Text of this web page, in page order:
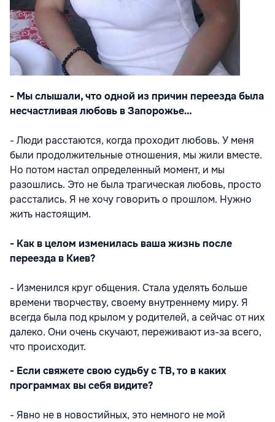
- Мы слышали, что одной из причин переезда была
несчастливая любовь в Запорожье…
- Люди расстаются, когда проходит любовь. У меня
были продолжительные отношения, мы жили вместе.
Но потом настал определенный момент, и мы
разошлись. Это не была трагическая любовь, просто
расстались. Я не хочу говорить о прошлом. Нужно
жить настоящим.
- Как в целом изменилась ваша жизнь после
переезда в Киев?
- Изменился круг общения. Стала уделять больше
времени творчеству, своему внутреннему миру. Я
всегда была под крылом у родителей, а сейчас от них
далеко. Они очень скучают, переживают из-за всего,
что происходит.
- Если свяжете свою судьбу с ТВ, то в каких
программах вы себя видите?
- Явно не в новостийных, это немного не мой